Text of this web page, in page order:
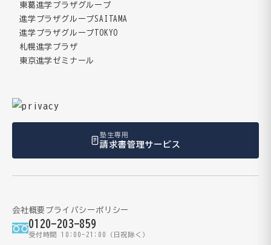
東葛進学プラザグループ
進学プラザグループSAITAMA
進学プラザグループTOKYO
札幌進学プラザ
東京進学ゼミナール
塾生専用
請求書管理サービス
会社概要プライバシーポリシー
0120-203-859
受付時間 10:00-21:00（日祝除く）